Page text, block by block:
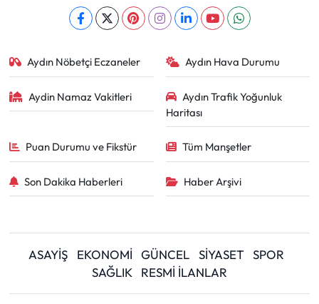
Aydın Nöbetçi Eczaneler Aydın Hava Durumu
Aydin Namaz Vakitleri
Aydın Trafik Yoğunluk
Haritası
Puan Durumu ve Fikstür Tüm Manşetler
Son Dakika Haberleri Haber Arşivi
ASAYİŞ EKONOMİ GÜNCEL SİYASET
SPOR
SAĞLIK
RESMİ İLANLAR